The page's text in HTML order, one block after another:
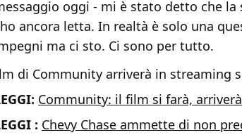
oggi - mi è stato detto che
ancora letta. In realtà è solo una
ma ci sto. Ci sono per tutto.
di Community arriverà in streaming
Community: il film si farà,
: Chevy Chase ammette di non